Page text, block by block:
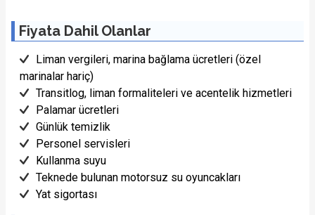
Fiyata Dahil Olanlar
Liman vergileri, marina bağlama ücretleri (özel
marinalar hariç)
Transitlog, liman formaliteleri ve acentelik hizmetleri
Palamar ücretleri
Günlük temizlik
Personel servisleri
Kullanma suyu
Teknede bulunan motorsuz su oyuncakları
Yat sigortası